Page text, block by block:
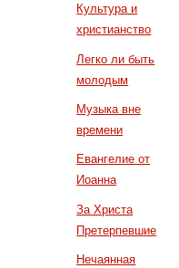
Культура и
христианство
Легко ли быть
молодым
Музыка вне
времени
Евангелие от
Иоанна
За Христа
Претерпевшие
Нечаянная